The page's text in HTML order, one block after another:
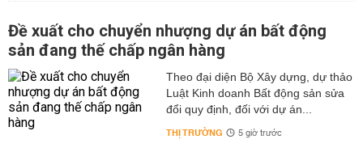
Đề xuất cho chuyển nhượng dự án bất động
sản đang thế chấp ngân hàng
Theo đại diện Bộ Xây dựng, dự thảo
Luật Kinh doanh Bất động sản sửa
đổi quy định, đối với dự án...
THỊ TRƯỜNG 5 giờ trước